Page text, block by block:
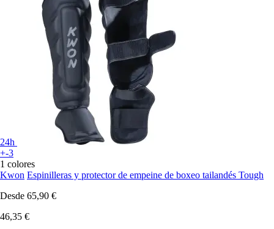
24h
+-3
1 colores
Kwon Espinilleras y protector de empeine de boxeo tailandés Tough
Desde 65,90 €
46,35 €